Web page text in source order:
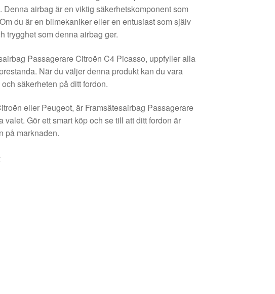
airbag är en viktig säkerhetskomponent som
du är en bilmekaniker eller en entusiast som själv
trygghet som denna airbag ger.
Passagerare Citroën C4 Picasso, uppfyller alla
När du väljer denna produkt kan du vara
säkerheten på ditt fordon.
eller Peugeot, är Framsätesairbag Passagerare
Gör ett smart köp och se till att ditt fordon är
på marknaden.